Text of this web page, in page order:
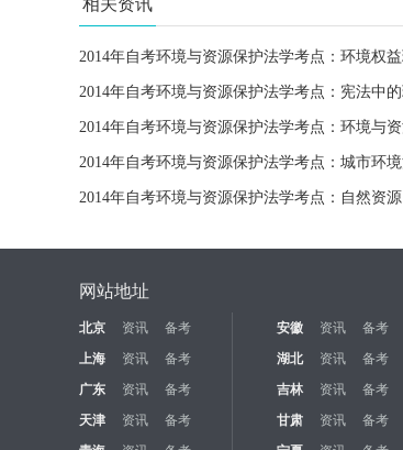
相关资讯
2014年自考环境与资源保护法学考点：自然资源
网站地址
北京 资讯 备考 安徽 资讯 备考
上海
资讯 备考 湖北 资讯 备考
广东
资讯 备考 吉林 资讯 备考
天津
资讯 备考 甘肃 资讯 备考